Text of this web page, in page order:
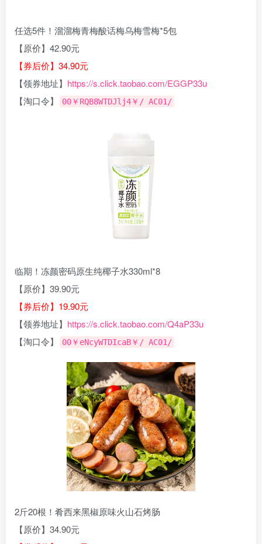
任选5件！溜溜梅青梅酸话梅乌梅雪梅*5包
【原价】42.90元
【券后价】34.90元
【领券地址】 https://s.click.taobao.com/EGGP33u
【淘口令】
00￥RQB8WTDJlj4￥/ AC01/
临期！冻颜密码原生纯椰子水330ml*8
【原价】39.90元
【券后价】19.90元
【领券地址】 https://s.click.taobao.com/Q4aP33u
【淘口令】
00￥eNcyWTDIcaB￥/ AC01/
2斤20根！肴西来黑椒原味火山石烤肠
【原价】34.90元